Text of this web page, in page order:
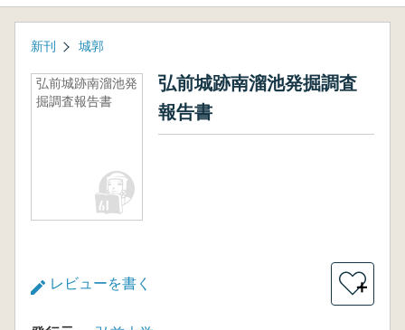
新刊 城郭
弘前城跡南溜池発
掘調査報告書
弘前城跡南溜池発掘調査
報告書
レビューを書く ＋